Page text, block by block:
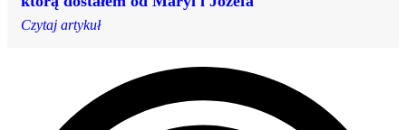
Czytaj artykuł